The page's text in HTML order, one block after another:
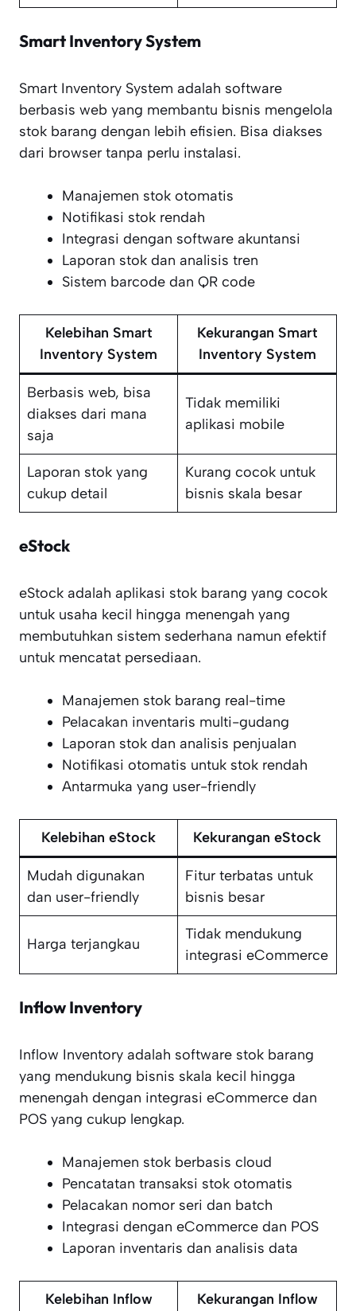
Smart Inventory System
Smart Inventory System adalah software
berbasis web yang membantu bisnis mengelola
stok barang dengan lebih efisien. Bisa diakses
dari browser tanpa perlu instalasi.
Manajemen stok otomatis
Notifikasi stok rendah
Integrasi dengan software akuntansi
Laporan stok dan analisis tren
Sistem barcode dan QR code
Kelebihan Smart
Inventory System
Kekurangan Smart
Inventory System
Berbasis web, bisa
diakses dari mana
saja
Tidak memiliki
aplikasi mobile
Laporan stok yang
cukup detail
Kurang cocok untuk
bisnis skala besar
eStock
eStock adalah aplikasi stok barang yang cocok
untuk usaha kecil hingga menengah yang
membutuhkan sistem sederhana namun efektif
untuk mencatat persediaan.
Manajemen stok barang real-time
Pelacakan inventaris multi-gudang
Laporan stok dan analisis penjualan
Notifikasi otomatis untuk stok rendah
Antarmuka yang user-friendly
Kelebihan eStock Kekurangan eStock
Mudah digunakan
dan user-friendly
Fitur terbatas untuk
bisnis besar
Harga terjangkau
Tidak mendukung
integrasi eCommerce
Inflow Inventory
Inflow Inventory adalah software stok barang
yang mendukung bisnis skala kecil hingga
menengah dengan integrasi eCommerce dan
POS yang cukup lengkap.
Manajemen stok berbasis cloud
Pencatatan transaksi stok otomatis
Pelacakan nomor seri dan batch
Integrasi dengan eCommerce dan POS
Laporan inventaris dan analisis data
Kelebihan Inflow
Kekurangan Inflow